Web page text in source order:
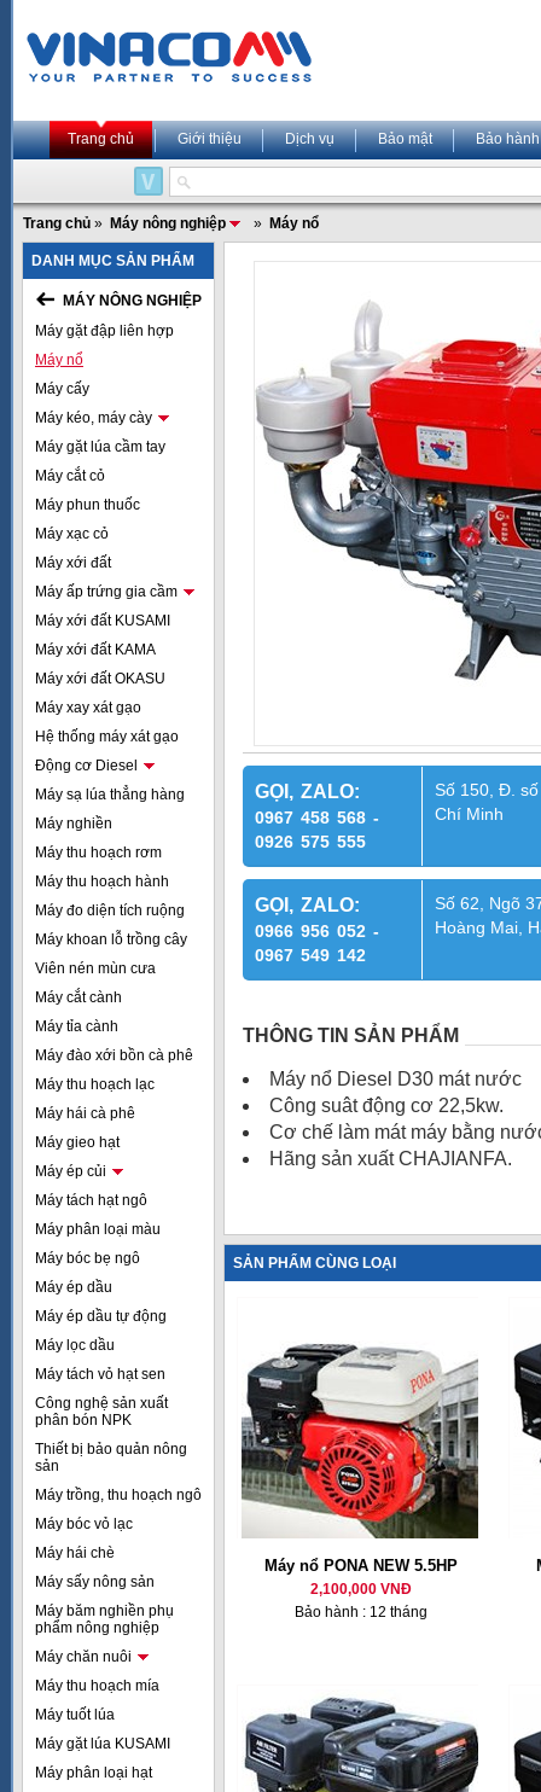
Trang chủ Giới thiệu Dịch vụ Bảo mật Bảo hành
Trang chủ » Máy nông nghiệp » Máy nổ
DANH MỤC SẢN PHẨM
MÁY NÔNG NGHIỆP
Máy gặt đập liên hợp
Máy nổ
Máy cấy
Máy kéo, máy cày
Máy gặt lúa cầm tay
Máy cắt cỏ
Máy phun thuốc
Máy xạc cỏ
Máy xới đất
Máy ấp trứng gia cầm
Máy xới đất KUSAMI
Máy xới đất KAMA
Máy xới đất OKASU
Máy xay xát gạo
Hệ thống máy xát gạo
Động cơ Diesel
Máy sạ lúa thẳng hàng
Máy nghiền
Máy thu hoạch rơm
Máy thu hoạch hành
Máy đo diện tích ruộng
Máy khoan lỗ trồng cây
Viên nén mùn cưa
Máy cắt cành
Máy tỉa cành
Máy đào xới bồn cà phê
Máy thu hoạch lạc
Máy hái cà phê
Máy gieo hạt
Máy ép củi
Máy tách hạt ngô
Máy phân loại màu
Máy bóc bẹ ngô
Máy ép dầu
Máy ép dầu tự động
Máy lọc dầu
Máy tách vỏ hạt sen
Công nghệ sản xuất
phân bón NPK
Thiết bị bảo quản nông
sản
Máy trồng, thu hoạch ngô
Máy bóc vỏ lạc
Máy hái chè
Máy sấy nông sản
Máy băm nghiền phụ
phẩm nông nghiệp
Máy chăn nuôi
Máy thu hoạch mía
Máy tuốt lúa
Máy gặt lúa KUSAMI
Máy phân loại hạt
GỌI, ZALO:
0967 458 568 -
0926 575 555
Số 150, Đ.
Chí Minh
GỌI, ZALO:
0966 956 052 -
0967 549 142
Số 62, Ngõ
Hoàng Mai,
THÔNG TIN SẢN PHẨM
Máy nổ Diesel D30 mát nước
Công suât động cơ 22,5kw.
Cơ chế làm mát máy bằng
Hãng sản xuất CHAJIANFA.
SẢN PHẨM CÙNG LOẠI
Máy nổ PONA NEW 5.5HP
2,100,000 VNĐ
Bảo hành : 12 tháng